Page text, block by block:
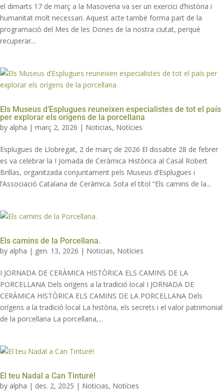
el dimarts 17 de març a la Masoveria va ser un exercici d’història i
humanitat molt necessari. Aquest acte també forma part de la
programació del Mes de les Dones de la nostra ciutat, perquè
recuperar...
Els Museus d’Esplugues reuneixen especialistes de tot el país
per explorar els orígens de la porcellana
by alpha | març 2, 2026 | Noticias, Notícies
Esplugues de Llobregat, 2 de març de 2026 El dissabte 28 de febrer
es va celebrar la I Jornada de Ceràmica Històrica al Casal Robert
Brillas, organitzada conjuntament pels Museus d’Esplugues i
l’Associació Catalana de Ceràmica. Sota el títol “Els camins de la...
Els camins de la Porcellana.
by alpha | gen. 13, 2026 | Noticias, Notícies
I JORNADA DE CERÀMICA HISTÒRICA ELS CAMINS DE LA
PORCELLANA Dels orígens a la tradició local I JORNADA DE
CERÀMICA HISTÒRICA ELS CAMINS DE LA PORCELLANA Dels
orígens a la tradició local La història, els secrets i el valor patrimonial
de la porcellana La porcellana,...
El teu Nadal a Can Tinturé!
by alpha | des. 2, 2025 | Noticias, Notícies